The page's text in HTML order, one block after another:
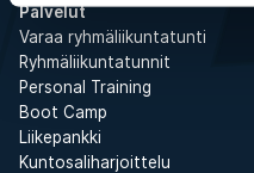
Palvelut
Varaa ryhmäliikuntatunti
Ryhmäliikuntatunnit
Personal Training
Boot Camp
Liikepankki
Kuntosaliharjoittelu